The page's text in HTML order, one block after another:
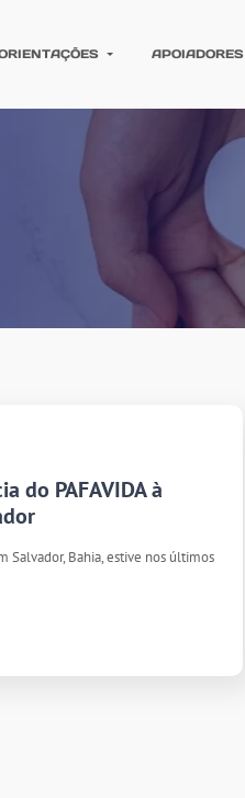
APOIADORES
do PAFAVIDA à
Salvador, Bahia, estive nos últimos